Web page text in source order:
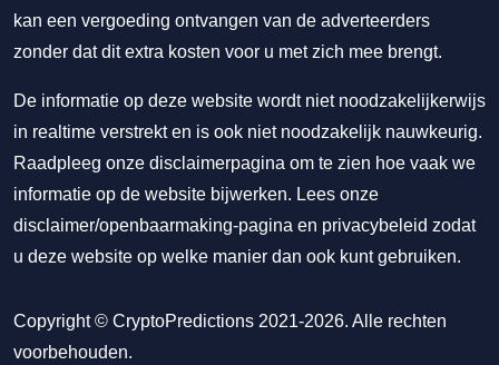
kan een vergoeding ontvangen van de adverteerders
zonder dat dit extra kosten voor u met zich mee brengt.
De informatie op deze website wordt niet noodzakelijkerwijs
in realtime verstrekt en is ook niet noodzakelijk nauwkeurig.
Raadpleeg onze disclaimerpagina om te zien hoe vaak we
informatie op de website bijwerken. Lees onze
disclaimer/openbaarmaking-pagina en privacybeleid zodat
u deze website op welke manier dan ook kunt gebruiken.
Copyright © CryptoPredictions 2021-2026. Alle rechten
voorbehouden.